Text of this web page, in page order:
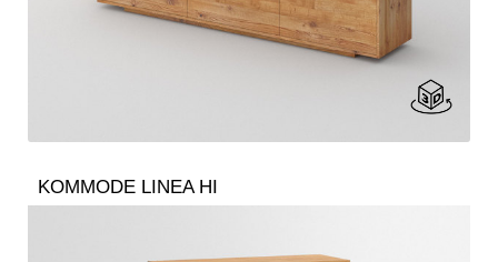
KOMMODE LINEA HI